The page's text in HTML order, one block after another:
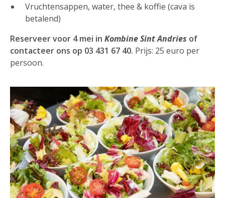
Vruchtensappen, water, thee & koffie (cava is
betalend)
Reserveer voor 4 mei in Kombine Sint Andries of
contacteer ons op 03 431 67 40. Prijs: 25 euro per
persoon.